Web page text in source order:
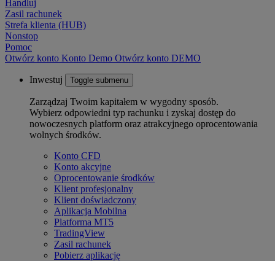
Handluj
Zasil rachunek
Strefa klienta (HUB)
Nonstop
Pomoc
Otwórz konto Konto Demo Otwórz konto DEMO
Inwestuj Toggle submenu
Zarządzaj Twoim kapitałem w wygodny sposób.
Wybierz odpowiedni typ rachunku i zyskaj dostęp do
nowoczesnych platform oraz atrakcyjnego oprocentowania
wolnych środków.
Konto CFD
Konto akcyjne
Oprocentowanie środków
Klient profesjonalny
Klient doświadczony
Aplikacja Mobilna
Platforma MT5
TradingView
Zasil rachunek
Pobierz aplikację